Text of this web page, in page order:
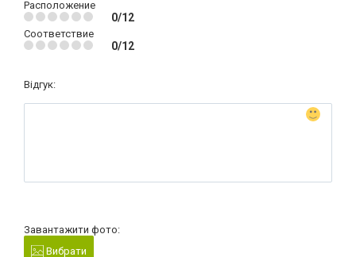
Расположение
0/12
Соответствие
0/12
Відгук:
Завантажити фото:
Вибрати